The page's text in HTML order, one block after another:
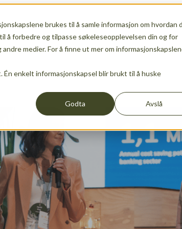
brukes til å samle informasjon om hvordan
å forbedre og tilpasse søkeleseopplevelsen din og for
medier. For å finne ut mer om
enkelt informasjonskapsel blir brukt til å huske
Godta Avslå
Show submenu for Tjenester Tjenester
Nyheter Show submenu for